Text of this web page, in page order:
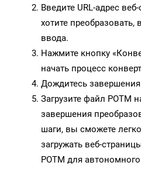
Введите URL-адрес
хотите
ввода.
Нажмите кнопку
начать процесс
Дождитесь
Загрузите файл POTM
завершения
шаги, вы сможете
загружать веб-
POTM для